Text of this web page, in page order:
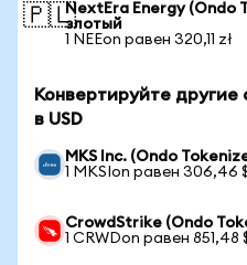
🇵🇱NextEra Energy (Ondo
злотый
1 NEEon равен 320,11 zł
Конвертируйте
в USD
MKS Inc. (Ondo
1 MKSIon равен 306,46
CrowdStrike (Ondo
1 CRWDon равен 851,48